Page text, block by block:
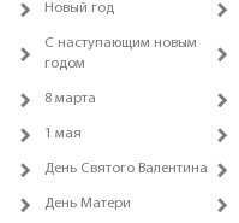
Новый год
С наступающим новым
годом
8 марта
1 мая
День Святого Валентина
День Матери